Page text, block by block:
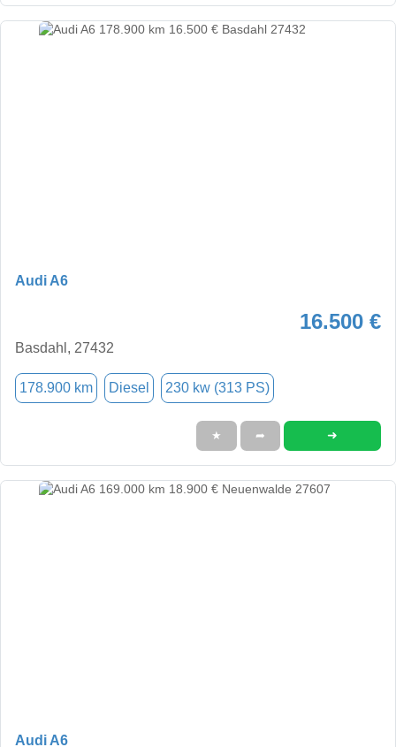
Audi A6
16.500 €
Basdahl, 27432
178.900 km Diesel 230 kw (313 PS)
★ ➦ ➜
Audi A6